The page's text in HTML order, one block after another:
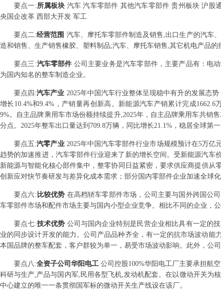
要点一:所属板块 汽车 汽车零部件 其他汽车零部件 贵州板块 沪股
央国企改革 西部大开发 军工
要点二:经营范围 汽车、摩托车零部件制造及销售,出口生产的汽车
造和销售、生产销售橡胶、塑料制品;汽车、摩托车销售,其它机电产品
要点三 :汽车零部件 公司主要业务是汽车零部件，主要产品有：电
为国内知名的整车制造企业。
要点 四 :汽车产业 2025年中国汽车行业整体呈现稳中有升的发展态
增长10.4%和9.4%，产销量再创新高。新能源汽车产销累计完成
9%。自主品牌乘用车市场份额持续提升,2025年，自主品牌乘用车共销
分点。2025年整车出口量达到709.8万辆，同比增长21.1%，稳居全球第
要点五:汽零产业 2025年中国汽车零部件行业市场规模预计在5万
趋势的加速推进，汽车零部件行业迎来了新的增长空间。受新能源汽
新能源与智能化核心部件集中，整零协同日益紧密，要求供应商提供
创新应对快节奏研发与差异化成本需求；部分国内零部件企业加速全球
要点六: 比较优势 在高档轿车零部件市场，公司主要与国外跨国公
车零部件市场和配件市场主要与国内小型企业竞争。相比不同的企业，
要点七:技术优势 公司与国内企业特别是民营企业相比具有一定的
业的同步设计开发的能力。公司产品品种齐全，有一定的抗市场波动
本国品牌的整车配套，客户群较为单一，易受市场波动影响。此外，公
要点 八 :全资子公司华阳电工公司控股100%华阳电工厂主要承担航
科研与生产,产品与国内军,民用各型飞机,发动机配套。在以微动开关为
中心建立的唯一一条贯彻国军标的微动开关生产线设在该厂。